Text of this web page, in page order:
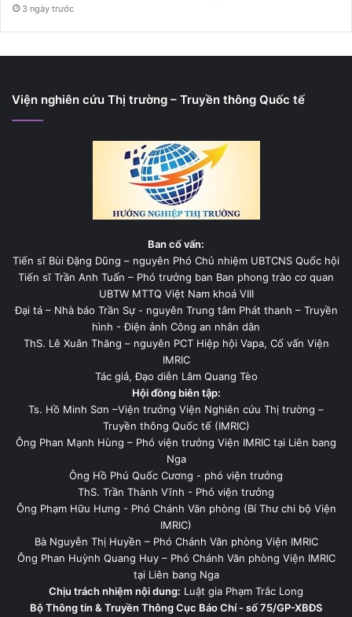
3 ngày trước
Viện nghiên cứu Thị trường – Truyền thông Quốc tế
Ban cố vấn:
Tiến sĩ Bùi Đặng Dũng – nguyên Phó Chủ nhiệm UBTCNS Quốc hội
Tiến sĩ Trần Anh Tuấn – Phó trưởng ban Ban phong trào cơ quan
UBTW MTTQ Việt Nam khoá VIII
Đại tá – Nhà báo Trần Sự - nguyên Trung tâm Phát thanh – Truyền
hình - Điện ảnh Công an nhân dân
ThS. Lê Xuân Thăng – nguyên PCT Hiệp hội Vapa, Cố vấn Viện
IMRIC
Tác giả, Đạo diễn Lâm Quang Tèo
Hội đồng biên tập:
Ts. Hồ Minh Sơn –Viện trưởng Viện Nghiên cứu Thị trường –
Truyền thông Quốc tế (IMRIC)
Ông Phan Mạnh Hùng – Phó viện trưởng Viện IMRIC tại Liên bang
Nga
Ông Hồ Phú Quốc Cương - phó viện trưởng
ThS. Trần Thành Vĩnh - Phó viện trưởng
Ông Phạm Hữu Hưng - Phó Chánh Văn phòng (Bí Thư chi bộ Viện
IMRIC)
Bà Nguyễn Thị Huyền – Phó Chánh Văn phòng Viện IMRIC
Ông Phan Huỳnh Quang Huy – Phó Chánh Văn phòng Viện IMRIC
tại Liên bang Nga
Chịu trách nhiệm nội dung: Luật gia Phạm Trắc Long
Bộ Thông tin & Truyền Thông Cục Báo Chí - số 75/GP-XBĐS